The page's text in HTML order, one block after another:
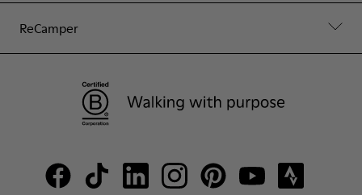
ReCamper